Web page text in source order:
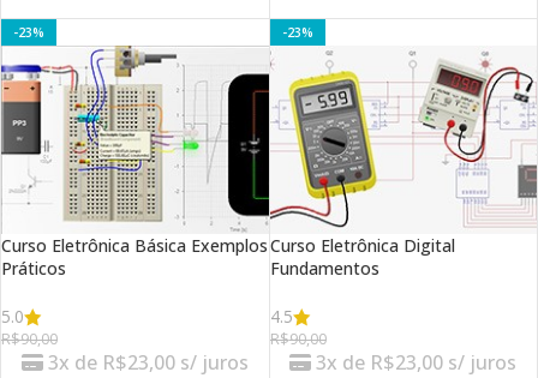
-23%
Curso Eletrônica Básica Exemplos
Práticos
5.0
R$90,00
3x de R$23,00 s/ juros
-23%
Curso Eletrônica Digital
Fundamentos
4.5
R$90,00
3x de R$23,00 s/ juros